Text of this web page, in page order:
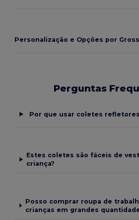
Personalização e Opções por
Perguntas
Por que usar coletes
Estes coletes são fáceis de
criança?
Posso comprar roupa de
crianças em grandes